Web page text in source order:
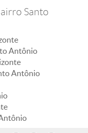
Santo
Antônio
Antônio